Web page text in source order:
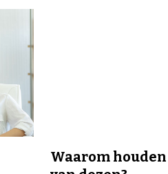
Waarom